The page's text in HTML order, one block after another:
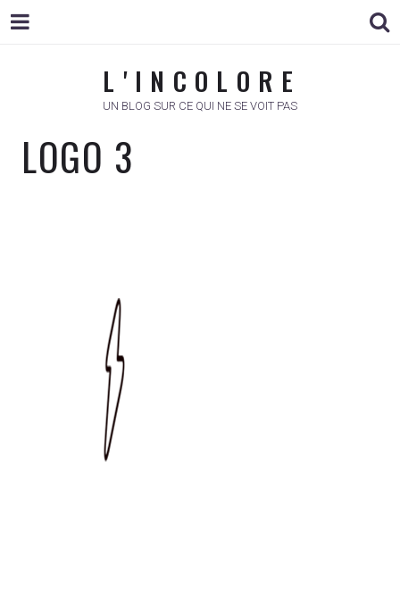
L ' I N C O L O R E
UN BLOG SUR CE QUI NE SE VOIT PAS
LOGO 3
L ' I N C O L O R E